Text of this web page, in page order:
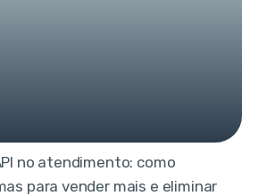
no atendimento: como
para vender mais e eliminar